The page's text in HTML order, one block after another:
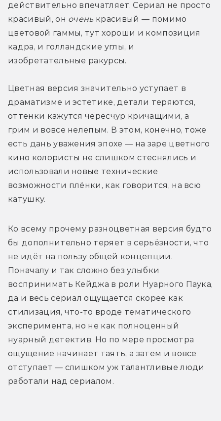
действительно впечатляет. Сериал не просто
красивый, он очень красивый — помимо
цветовой гаммы, тут хороши и композиция
кадра, и голландские углы, и
изобретательные ракурсы.
Цветная версия значительно уступает в
драматизме и эстетике, детали теряются,
оттенки кажутся чересчур кричащими, а
грим и вовсе нелепым. В этом, конечно, тоже
есть дань уважения эпохе — на заре цветного
кино колористы не слишком стеснялись и
использовали новые технические
возможности плёнки, как говорится, на всю
катушку.
Ко всему прочему разноцветная версия будто
бы дополнительно теряет в серьёзности, что
не идёт на пользу общей концепции.
Поначалу и так сложно без улыбки
воспринимать Кейджа в роли Нуарного Паука,
да и весь сериал ощущается скорее как
стилизация, что-то вроде тематического
эксперимента, но не как полноценный
нуарный детектив. Но по мере просмотра
ощущение начинает таять, а затем и вовсе
отступает — слишком уж талантливые люди
работали над сериалом.